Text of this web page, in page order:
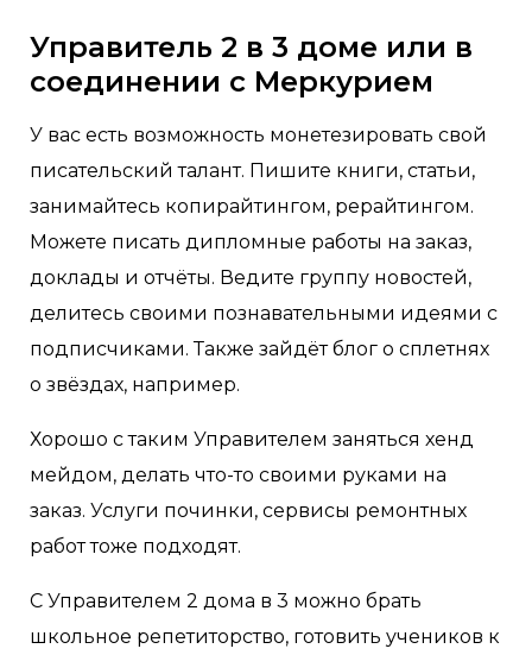
Управитель 2 в 3 доме или в
соединении с Меркурием
У вас есть возможность монетезировать свой
писательский талант. Пишите книги, статьи,
занимайтесь копирайтингом, рерайтингом.
Можете писать дипломные работы на заказ,
доклады и отчёты. Ведите группу новостей,
делитесь своими познавательными идеями с
подписчиками. Также зайдёт блог о сплетнях
о звёздах, например.
Хорошо с таким Управителем заняться хенд
мейдом, делать что-то своими руками на
заказ. Услуги починки, сервисы ремонтных
работ тоже подходят.
С Управителем 2 дома в 3 можно брать
школьное репетиторство, готовить учеников к